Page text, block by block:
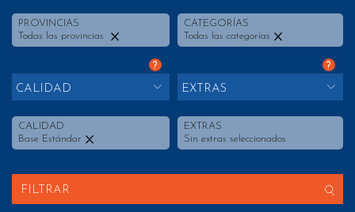
PROVINCIAS
Todas las provincias
CATEGORÍAS
Todas las categorías
?
CALIDAD
CALIDAD
Base Estándar
?
EXTRAS
EXTRAS
Sin extras seleccionados
FILTRAR